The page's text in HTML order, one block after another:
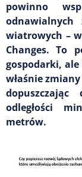
powinno
wiatrowych –
Changes. To
gospodarki, ale
właśnie
odległości
metrów.